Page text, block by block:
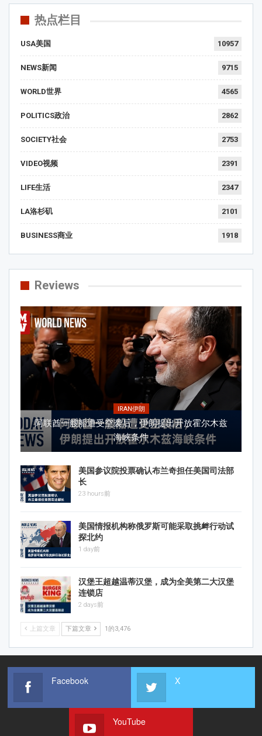
热点栏目
USA美国 10957
NEWS新闻 9715
WORLD世界 4565
POLITICS政治 2862
SOCIETY社会 2753
VIDEO视频 2391
LIFE生活 2347
LA洛杉矶 2101
BUSINESS商业 1918
Reviews
IRAN伊朗
阿联酋一艘船遭受空袭后，伊朗提出开放霍尔木兹
海峡条件
美国参议院投票确认布兰奇担任美国司法部
长
23 hours前
美国情报机构称俄罗斯可能采取挑衅行动试
探北约
1 day前
汉堡王超越温蒂汉堡，成为全美第二大汉堡
连锁店
2 days前
上篇文章 下篇文章 1的3,476
Facebook X
YouTube